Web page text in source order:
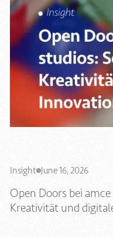
Insight June 16, 2026
Open Doors bei
Kreativität und